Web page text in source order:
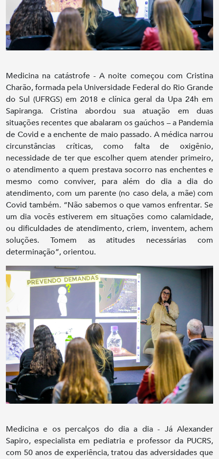
Medicina na catástrofe - A noite começou com Cristina
Charão, formada pela Universidade Federal do Rio Grande
do Sul (UFRGS) em 2018 e clínica geral da Upa 24h em
Sapiranga. Cristina abordou sua atuação em duas
situações recentes que abalaram os gaúchos – a Pandemia
de Covid e a enchente de maio passado. A médica narrou
circunstâncias críticas, como falta de oxigênio,
necessidade de ter que escolher quem atender primeiro,
o atendimento a quem prestava socorro nas enchentes e
mesmo como conviver, para além do dia a dia do
atendimento, com um parente (no caso dela, a mãe) com
Covid também. “Não sabemos o que vamos enfrentar. Se
um dia vocês estiverem em situações como calamidade,
ou dificuldades de atendimento, criem, inventem, achem
soluções. Tomem as atitudes necessárias com
determinação”, orientou.
Medicina e os percalços do dia a dia - Já Alexander
Sapiro, especialista em pediatria e professor da PUCRS,
com 50 anos de experiência, tratou das adversidades que